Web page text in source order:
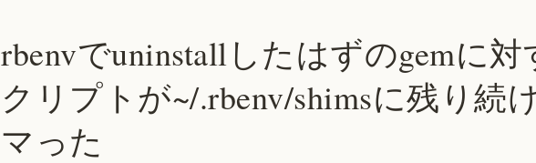
rbenvでuninstallしたはずのgemに対
クリプトが~/.rbenv/shimsに残り続
マった